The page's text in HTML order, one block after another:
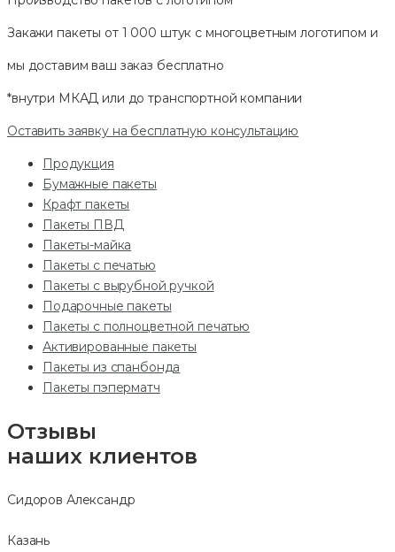
Закажи пакеты от 1 000 штук с многоцветным логотипом и
мы доставим ваш заказ бесплатно
*внутри МКАД или до транспортной компании
Оставить заявку на бесплатную консультацию
Продукция
Бумажные пакеты
Крафт пакеты
Пакеты ПВД
Пакеты-майка
Пакеты с печатью
Пакеты с вырубной ручкой
Подарочные пакеты
Пакеты с полноцветной печатью
Активированные пакеты
Пакеты из спанбонда
Пакеты пэперматч
Отзывы
наших клиентов
Сидоров Александр
Казань